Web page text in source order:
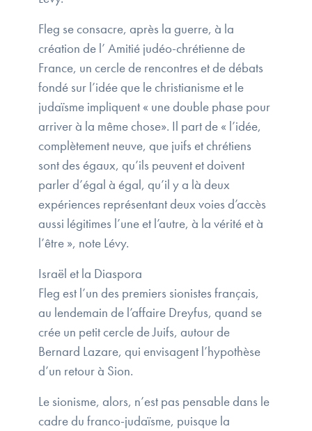
Fleg se consacre, après la guerre, à la
création de l’ Amitié judéo-chrétienne de
France, un cercle de rencontres et de débats
fondé sur l’idée que le christianisme et le
judaïsme impliquent « une double phase pour
arriver à la même chose». Il part de « l’idée,
complètement neuve, que juifs et chrétiens
sont des égaux, qu’ils peuvent et doivent
parler d’égal à égal, qu’il y a là deux
expériences représentant deux voies d’accès
aussi légitimes l’une et l’autre, à la vérité et à
l’être », note Lévy.
Israël et la Diaspora
Fleg est l’un des premiers sionistes français,
au lendemain de l’affaire Dreyfus, quand se
crée un petit cercle de Juifs, autour de
Bernard Lazare, qui envisagent l’hypothèse
d’un retour à Sion.
Le sionisme, alors, n’est pas pensable dans le
cadre du franco-judaïsme, puisque la